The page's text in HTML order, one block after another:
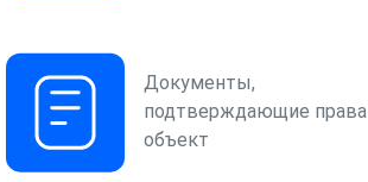
Документы,
подтверждающие права
объект